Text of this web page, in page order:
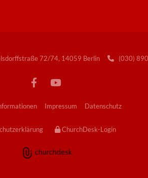
72/74, 14059 Berlin (030)
Impressum Datenschutz
ChurchDesk-Login